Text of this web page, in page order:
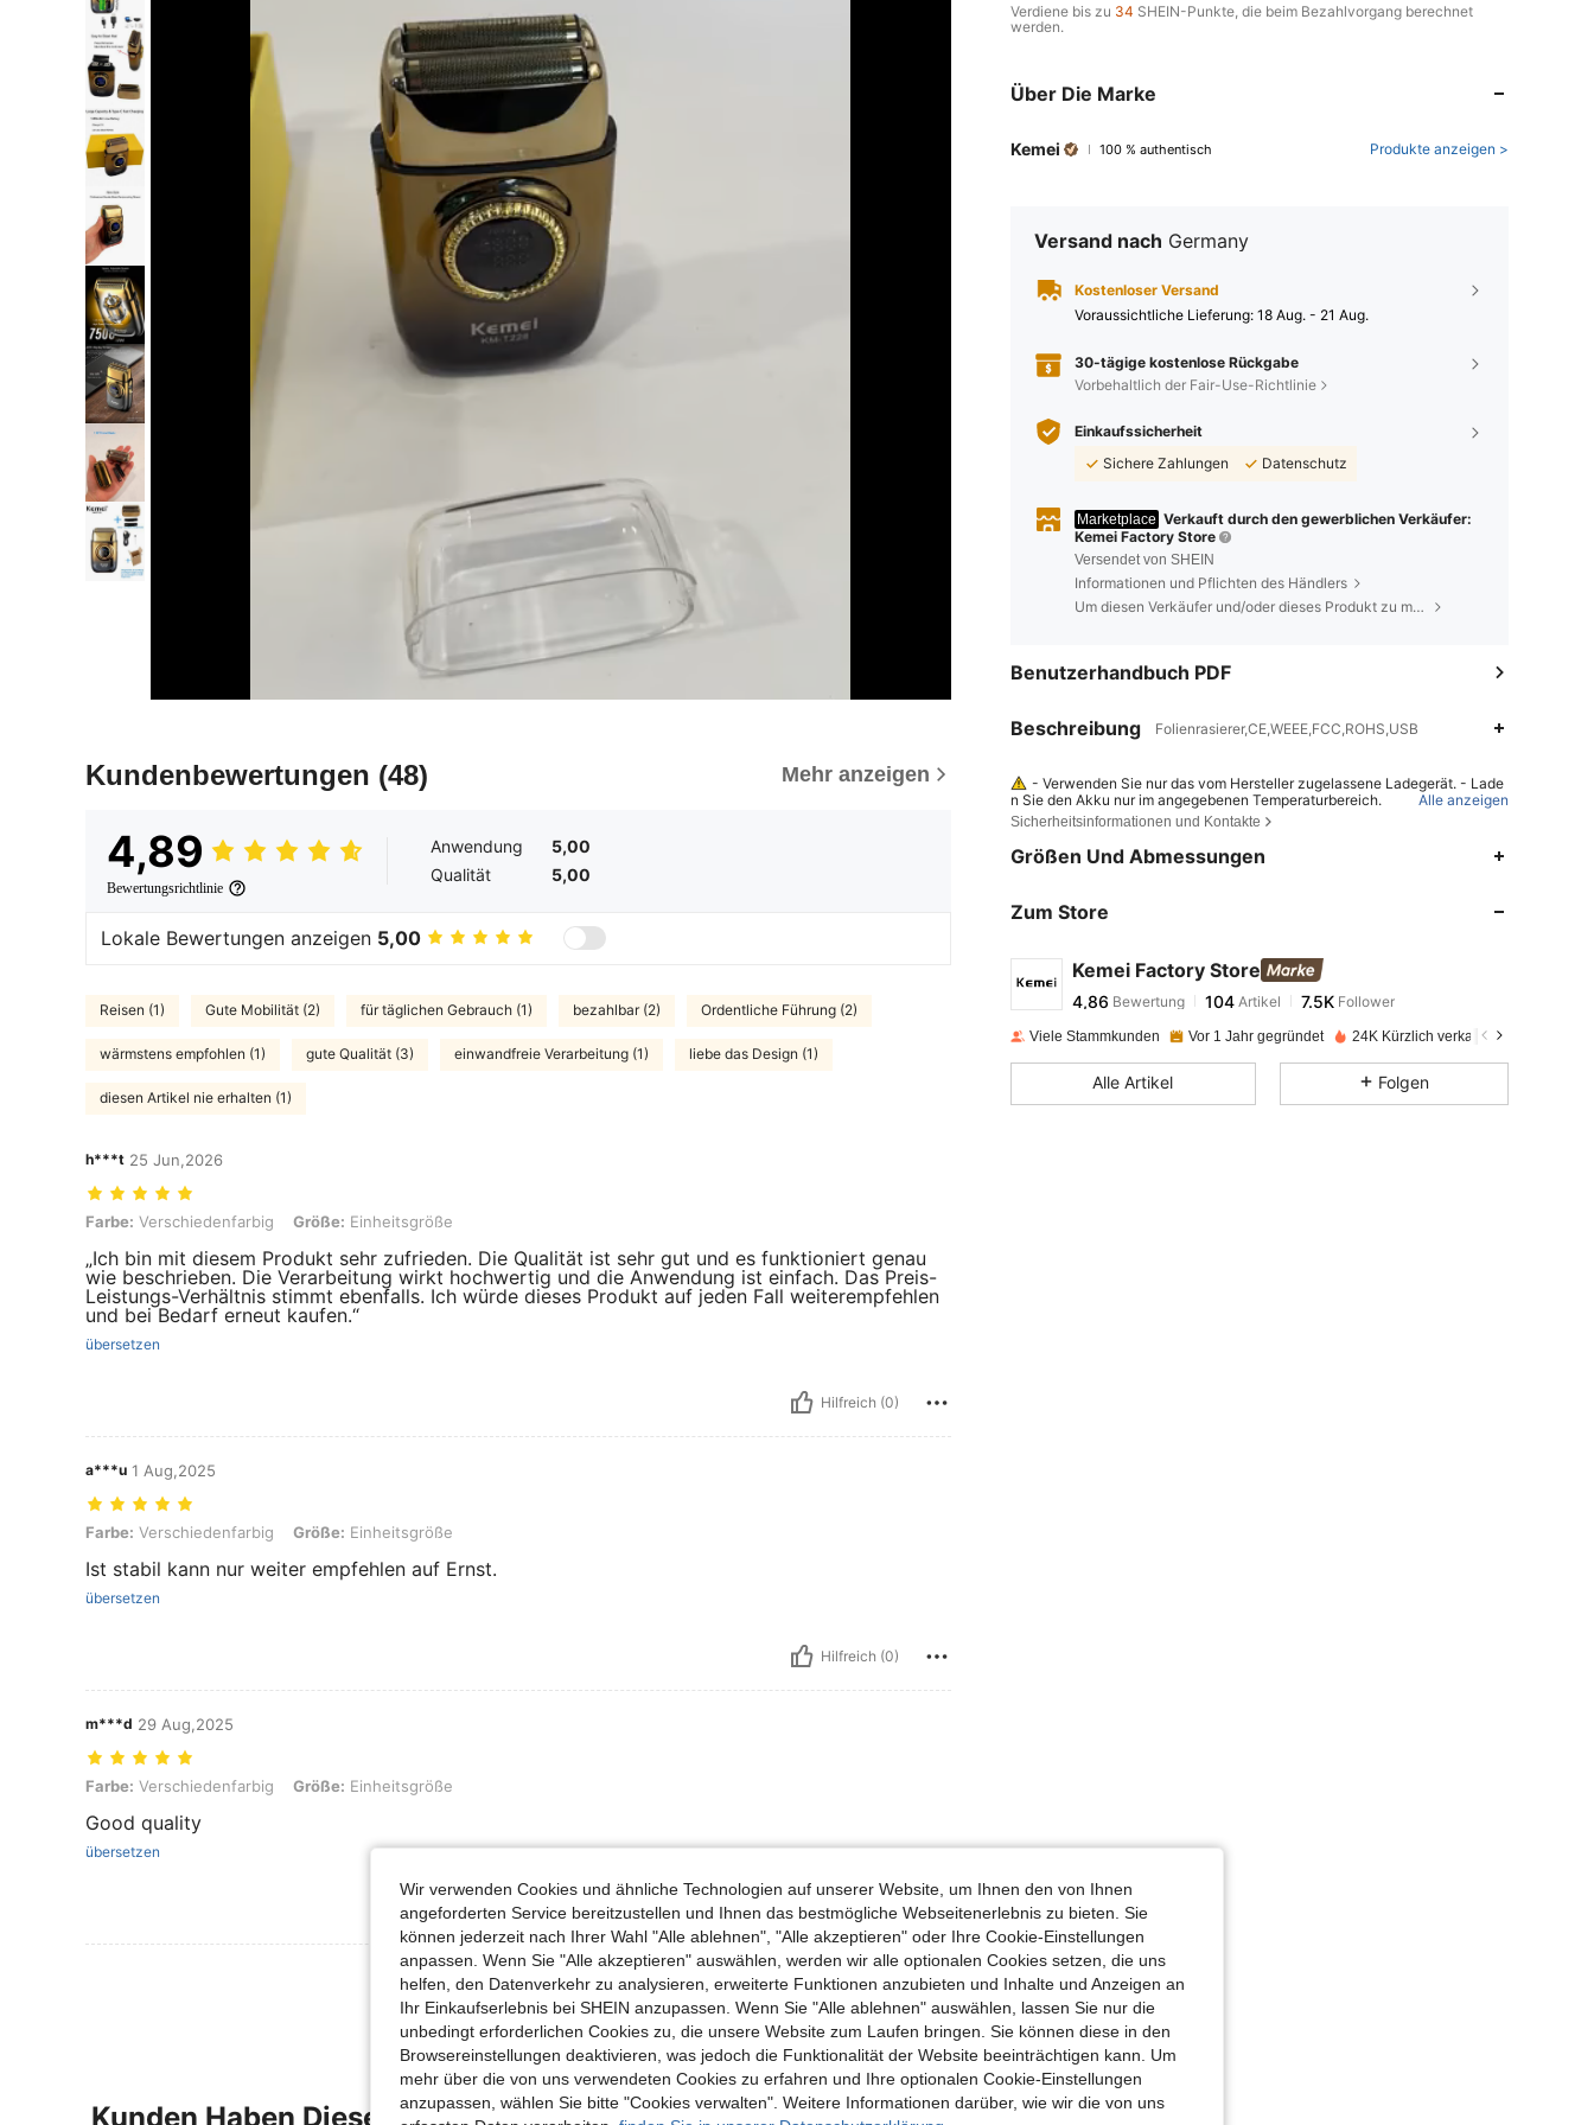
Kundenbewertungen (48) Mehr anzeigen
4,89
Bewertungsrichtlinie
Anwendung
5,00
Qualität
5,00
Lokale Bewertungen anzeigen 5,00
Reisen (1) Gute Mobilität (2) für täglichen Gebrauch (1) bezahlbar (2) Ordentliche Führung (2)
wärmstens empfohlen (1) gute Qualität (3) einwandfreie Verarbeitung (1) liebe das Design (1)
diesen Artikel nie erhalten (1)
h***t 25 Jun,2026
Farbe: Verschiedenfarbig, Größe: Einheitsgröße
Farbe: Verschiedenfarbig Größe: Einheitsgröße
„Ich bin mit diesem Produkt sehr zufrieden. Die Qualität ist sehr gut und es funktioniert genau
wie beschrieben. Die Verarbeitung wirkt hochwertig und die Anwendung ist einfach. Das Preis-
Leistungs-Verhältnis stimmt ebenfalls. Ich würde dieses Produkt auf jeden Fall weiterempfehlen
und bei Bedarf erneut kaufen.“
übersetzen
Hilfreich (0)
a***u 1 Aug,2025
Farbe: Verschiedenfarbig, Größe: Einheitsgröße
Farbe: Verschiedenfarbig Größe: Einheitsgröße
Ist stabil kann nur weiter empfehlen auf Ernst.
übersetzen
Hilfreich (0)
m***d 29 Aug,2025
Farbe: Verschiedenfarbig, Größe: Einheitsgröße
Farbe: Verschiedenfarbig Größe: Einheitsgröße
Good quality
übersetzen
Hilfreich (0)
Mehr Bewertungen Ansehen
Verdiene bis zu 34 SHEIN-Punkte, die beim Bezahlvorgang berechnet
werden.
Über Die Marke
Kemei 100 % authentisch Produkte anzeigen >
Versand nach Germany
Kostenloser Versand
Voraussichtliche Lieferung: 18 Aug. - 21 Aug.
30-tägige kostenlose Rückgabe
Vorbehaltlich der Fair-Use-Richtlinie
Einkaufssicherheit
Sichere Zahlungen
Datenschutz
Marketplace Verkauft durch den gewerblichen Verkäufer:
Kemei Factory Store
Versendet von SHEIN
Informationen und Pflichten des Händlers
Um diesen Verkäufer und/oder dieses Produkt zu melden
Benutzerhandbuch PDF
Beschreibung Folienrasierer,CE,WEEE,FCC,ROHS,USB
- Verwenden Sie nur das vom Hersteller zugelassene Ladegerät. - Lade
n Sie den Akku nur im angegebenen Temperaturbereich.
- Der Einsatz eines falschen Batterietyps kann zu Brand oder Explosion
wie das Zerdrücken oder Zerschneiden der Batterie können eine Explosion
verursachen. - Das Lagern der Batterie bei extremer Hitze oder niedrigem L
gkeiten oder Gasen führen.
Alle anzeigen
Sicherheitsinformationen und Kontakte
Größen Und Abmessungen
Zum Store
Kemei Factory Store
4,86
4,86 Bewertung 104 Artikel 7.5K
r***6bezahltVor 1 Tag
Viele Stammkunden Vor 1 Jahr gegründet 24K Kürzlich verkauft
Alle Artikel Folgen
Kunden Haben Diese Artikel Auch Angeschaut
Wir verwenden Cookies und ähnliche Technologien auf unserer Website, um Ihnen den von Ihnen
angeforderten Service bereitzustellen und Ihnen das bestmögliche Webseitenerlebnis zu bieten. Sie
können jederzeit nach Ihrer Wahl "Alle ablehnen", "Alle akzeptieren" oder Ihre Cookie-Einstellungen
anpassen. Wenn Sie "Alle akzeptieren" auswählen, werden wir alle optionalen Cookies setzen, die uns
helfen, den Datenverkehr zu analysieren, erweiterte Funktionen anzubieten und Inhalte und Anzeigen an
Ihr Einkaufserlebnis bei SHEIN anzupassen. Wenn Sie "Alle ablehnen" auswählen, lassen Sie nur die
unbedingt erforderlichen Cookies zu, die unsere Website zum Laufen bringen. Sie können diese in den
Browsereinstellungen deaktivieren, was jedoch die Funktionalität der Website beeinträchtigen kann. Um
mehr über die von uns verwendeten Cookies zu erfahren und Ihre optionalen Cookie-Einstellungen
anzupassen, wählen Sie bitte "Cookies verwalten". Weitere Informationen darüber, wie wir die von uns